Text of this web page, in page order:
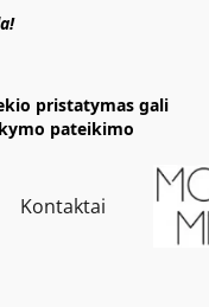
pristatymas gali
pateikimo
Kontaktai